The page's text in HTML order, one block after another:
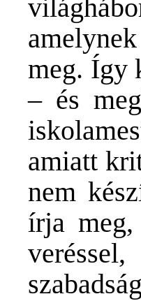
meg. Így
– és
amiatt
nem
írja meg,